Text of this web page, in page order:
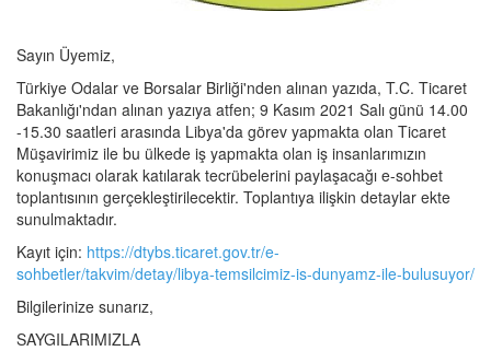
Sayın Üyemiz,
Türkiye Odalar ve Borsalar Birliği'nden alınan yazıda, T.C. Ticaret
Bakanlığı'ndan alınan yazıya atfen; 9 Kasım 2021 Salı günü 14.00
-15.30 saatleri arasında Libya'da görev yapmakta olan Ticaret
Müşavirimiz ile bu ülkede iş yapmakta olan iş insanlarımızın
konuşmacı olarak katılarak tecrübelerini paylaşacağı e-sohbet
toplantısının gerçekleştirilecektir. Toplantıya ilişkin detaylar ekte
sunulmaktadır.
Kayıt için: https://dtybs.ticaret.gov.tr/e-
sohbetler/takvim/detay/libya-temsilcimiz-is-dunyamz-ile-bulusuyor/
Bilgilerinize sunarız,
SAYGILARIMIZLA